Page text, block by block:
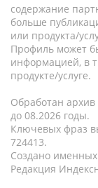
содержание
больше
или продукта/
Профиль может
информацией, в
продукте/услуге.
Обработан
до 08.2026 годы.
Ключевых фраз
724413.
Создано именных
Редакция